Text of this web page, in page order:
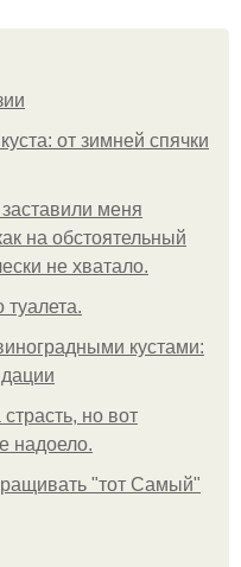
от зимней спячки
меня
на обстоятельный
не хватало.
кустами:
но вот
надоело.
"тот Самый"